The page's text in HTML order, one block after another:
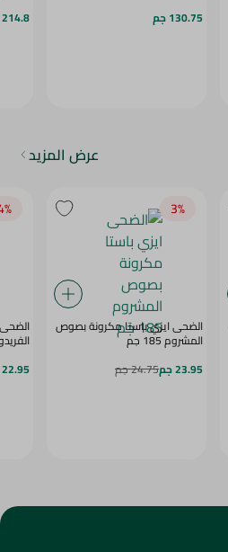
130.75 جم
214.8 جم
عرض المزيد
3‎%‎
الضحى ايزي باستا مكرونة بصوص
المشروم 185 جم
23.95 جم
24.75 جم
الفريدو
22.95 جم